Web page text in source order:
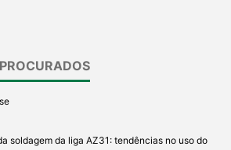
soldagem da liga AZ31: tendências no uso do